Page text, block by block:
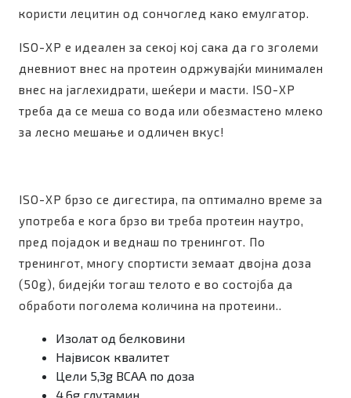
користи лецитин од сончоглед како емулгатор.
ISO-XP е идеален за секој кој сака да го зголеми
дневниот внес на протеин одржувајќи минимален
внес на јаглехидрати, шеќери и масти. ISO-XP
треба да се меша со вода или обезмастено млеко
за лесно мешање и одличен вкус!
ISO-XP брзо се дигестира, па оптимално време за
употреба е кога брзо ви треба протеин наутро,
пред појадок и веднаш по тренингот. По
тренингот, многу спортисти земаат двојна доза
(50g), бидејќи тогаш телото е во состојба да
обработи поголема количина на протеини..
Изолат од белковини
Највисок квалитет
Цели 5,3g BCAA по доза
4.6g глутамин